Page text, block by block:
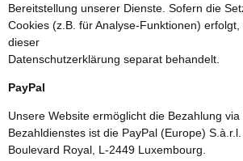
Bereitstellung unserer Dienste. Sofern die
Cookies (z.B. für Analyse-Funktionen)
dieser
Datenschutzerklärung separat behandelt.
PayPal
Unsere Website ermöglicht die Bezahlung
Bezahldienstes ist die PayPal (Europe)
Boulevard Royal, L-2449 Luxembourg.